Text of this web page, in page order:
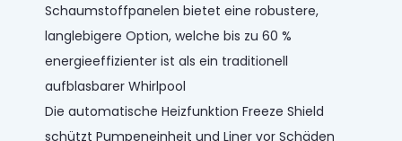
Schaumstoffpanelen bietet eine robustere,
langlebigere Option, welche bis zu 60 %
energieeffizienter ist als ein traditionell
aufblasbarer Whirlpool
Die automatische Heizfunktion Freeze Shield
schützt Pumpeneinheit und Liner vor Schäden